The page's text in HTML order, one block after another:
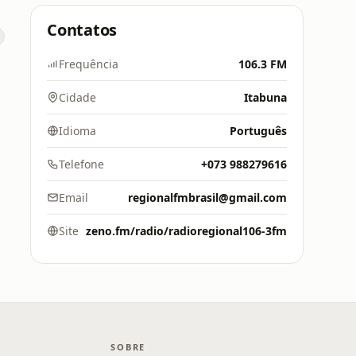
Contatos
Frequência 106.3 FM
Cidade Itabuna
Idioma Português
Telefone +073 988279616
Email regionalfmbrasil@gmail.com
Site zeno.fm/radio/radioregional106-3fm
SOBRE